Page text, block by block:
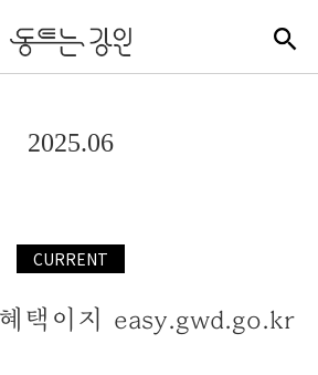
2025.06
CURRENT
택이지 easy.gwd.go.kr